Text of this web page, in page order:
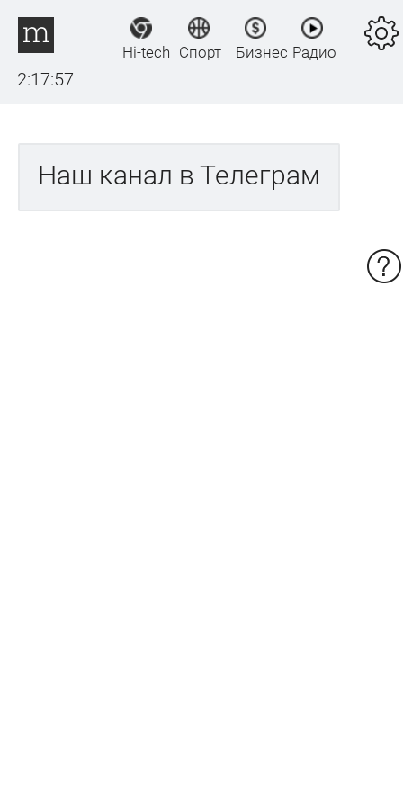
2:17:57
Hi-tech Спорт Бизнес Радио
Наш канал в Телеграм